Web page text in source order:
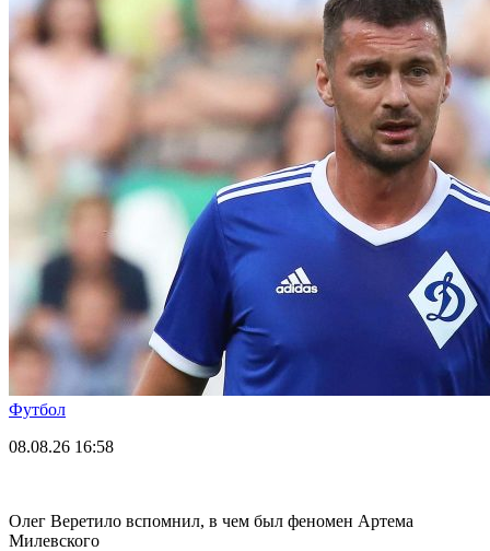
Футбол
08.08.26 16:58
Олег Веретило вспомнил, в чем был феномен Артема
Милевского